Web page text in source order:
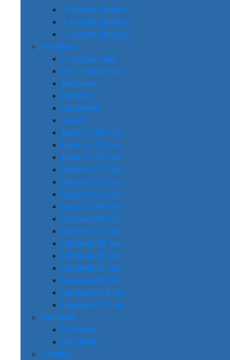
3 класса защиты
4 класса защиты
5 класса защиты
Размеры
Стандартные
Нестандартные
Высокие
Низкие
Широкие
Узкие
Высота 190 см
Высота 200 см
Высота 205 см
Высота 210 см
Высота 220 см
Высота 230 см
Высота 240 см
Ширина 86 см
Ширина 87 см
Ширина 88 см
Ширина 96 см
Ширина 97 см
Ширина 98 см
Ширина 120 см
Ширина 125 см
Наличие
Готовые
На заказ
Страна